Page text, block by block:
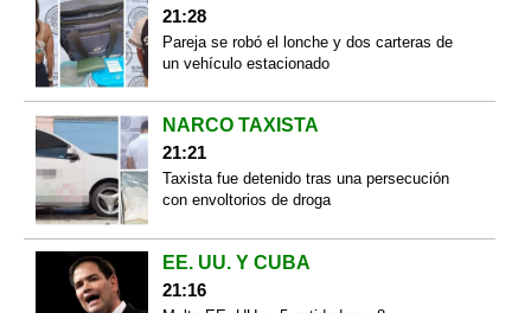
21:28
Pareja se robó el lonche y dos carteras de
un vehículo estacionado
NARCO TAXISTA
21:21
Taxista fue detenido tras una persecución
con envoltorios de droga
EE. UU. Y CUBA
21:16